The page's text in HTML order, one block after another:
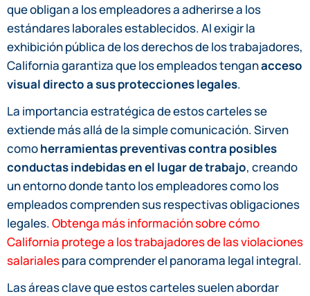
que obligan a los empleadores a adherirse a los
estándares laborales establecidos. Al exigir la
exhibición pública de los derechos de los trabajadores,
California garantiza que los empleados tenganacceso
visual directo a sus protecciones legales.
La importancia estratégica de estos carteles se
extiende más allá de la simple comunicación. Sirven
comoherramientas preventivas contra posibles
conductas indebidas en el lugar de trabajo, creando
un entorno donde tanto los empleadores como los
empleados comprenden sus respectivas obligaciones
legales.Obtenga más información sobre cómo
California protege a los trabajadores de las violaciones
salarialespara comprender el panorama legal integral.
Las áreas clave que estos carteles suelen abordar